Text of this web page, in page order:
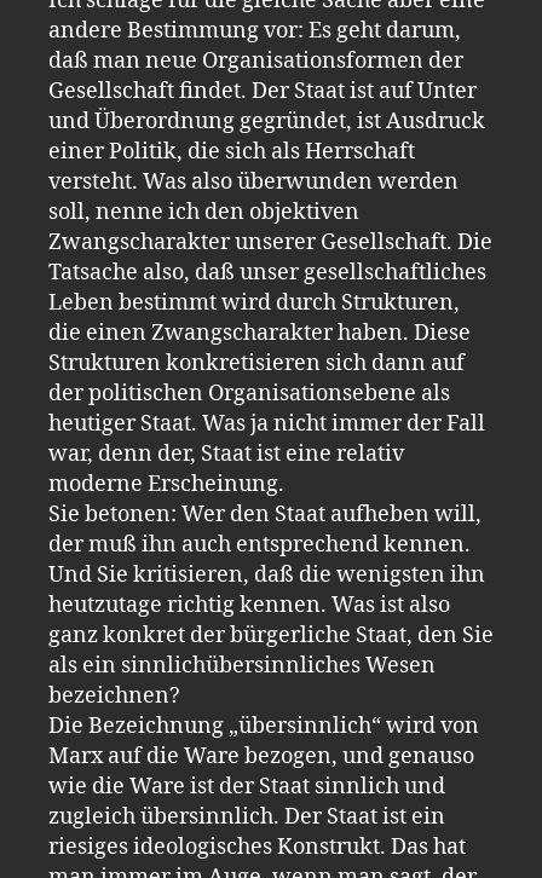
andere Bestimmung vor: Es geht darum,
daß man neue Organisationsformen der
Gesellschaft findet. Der Staat ist auf Unter
und Überordnung gegründet, ist Ausdruck
einer Politik, die sich als Herrschaft
versteht. Was also überwunden werden
soll, nenne ich den objektiven
Zwangscharakter unserer Gesellschaft. Die
Tatsache also, daß unser gesellschaftliches
Leben bestimmt wird durch Strukturen,
die einen Zwangscharakter haben. Diese
Strukturen konkretisieren sich dann auf
der politischen Organisationsebene als
heutiger Staat. Was ja nicht immer der Fall
war, denn der, Staat ist eine relativ
moderne Erscheinung.
Sie betonen: Wer den Staat aufheben will,
der muß ihn auch entsprechend kennen.
Und Sie kritisieren, daß die wenigsten ihn
heutzutage richtig kennen. Was ist also
ganz konkret der bürgerliche Staat, den Sie
als ein sinnlichübersinnliches Wesen
bezeichnen?
Die Bezeichnung „übersinnlich“ wird von
Marx auf die Ware bezogen, und genauso
wie die Ware ist der Staat sinnlich und
zugleich übersinnlich. Der Staat ist ein
riesiges ideologisches Konstrukt. Das hat